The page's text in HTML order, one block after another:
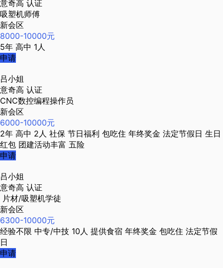
意奇高 认证
吸塑机师傅
新会区
8000-10000元
5年 高中 1人
申请
吕小姐
意奇高 认证
CNC数控编程操作员
新会区
6000-10000元
2年 高中 2人 社保 节日福利 包吃住 年终奖金 法定节假日 生日
红包 团建活动丰富 五险
申请
吕小姐
意奇高 认证
片材/吸塑机学徒
新会区
6300-10000元
经验不限 中专/中技 10人 提供食宿 年终奖金 包吃住 法定节假
日
申请